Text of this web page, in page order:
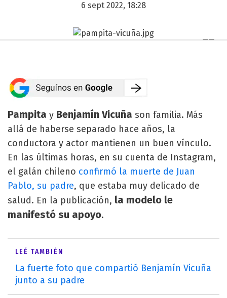
6 sept 2022, 18:28
Pampita y Benjamín Vicuña son familia. Más
allá de haberse separado hace años, la
conductora y actor mantienen un buen vínculo.
En las últimas horas, en su cuenta de Instagram,
el galán chileno confirmó la muerte de Juan
Pablo, su padre, que estaba muy delicado de
salud. En la publicación, la modelo le
manifestó su apoyo.
LEÉ TAMBIÉN
La fuerte foto que compartió Benjamín Vicuña
junto a su padre